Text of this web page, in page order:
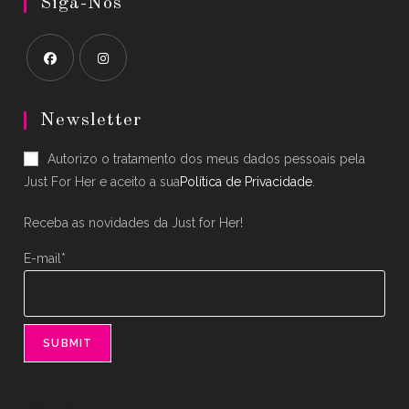
in
new
tab
in
new
tab
Newsletter
Autorizo o tratamento dos meus dados pessoais pela
Just For Her e aceito a suaPolítica de Privacidade
Receba as novidades da Just for Her!
E-mail*